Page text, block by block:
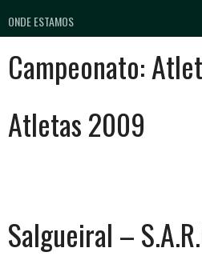
ONDE ESTAMOS
Campeonato:
Atletas 2009
Salgueiral –